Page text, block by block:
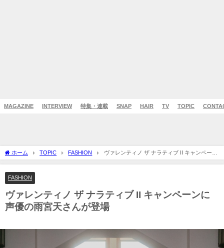
MAGAZINE INTERVIEW 特集・連載 SNAP HAIR TV TOPIC
ホーム TOPIC FASHION
ヴァレンティノ ザ ナラティブ II キャンペーン
に声優の雨宮天さんが登場
FASHION
ヴァレンティノ ザ ナラティブ II キャンペーンに
声優の雨宮天さんが登場